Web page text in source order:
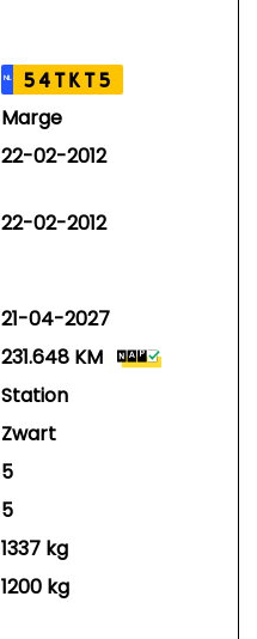
NL 54TKT5
Marge
22-02-2012
22-02-2012
21-04-2027
231.648 KM
Station
Zwart
5
5
1337 kg
1200 kg